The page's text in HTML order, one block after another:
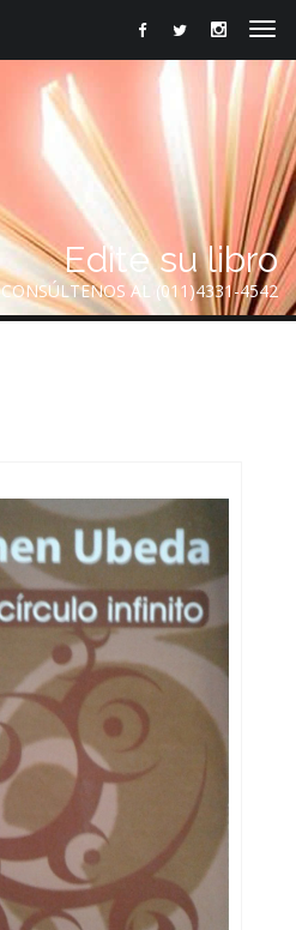
Edite su libro
CONSÚLTENOS AL (011)4331-4542